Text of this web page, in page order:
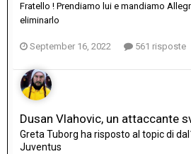
Fratello ! Prendiamo lui e mandiamo
eliminarlo
September 16, 2022 561 risposte
Dusan Vlahovic, un attaccante
Greta Tuborg ha risposto al topic di
Juventus